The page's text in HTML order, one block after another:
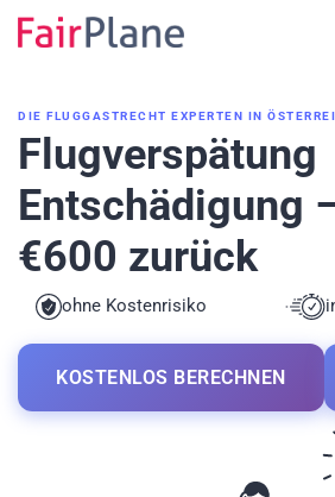
DIE FLUGGASTRECHT EXPERTEN IN
Flugverspätung
Entschädigung
€600 zurück
ohne Kostenrisiko
KOSTENLOS BERECHNEN